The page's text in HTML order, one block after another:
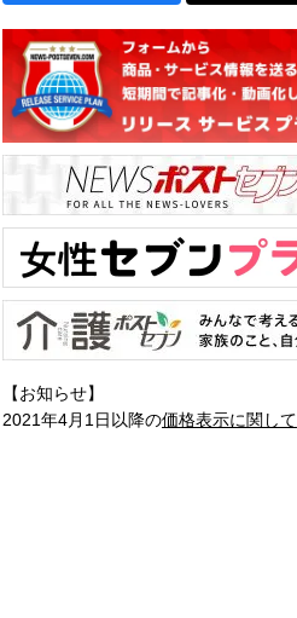
【お知らせ】
2021年4月1日以降の価格表示に関して